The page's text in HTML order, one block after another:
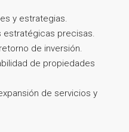
y estrategias.
estratégicas precisas.
de inversión.
de propiedades
de servicios y